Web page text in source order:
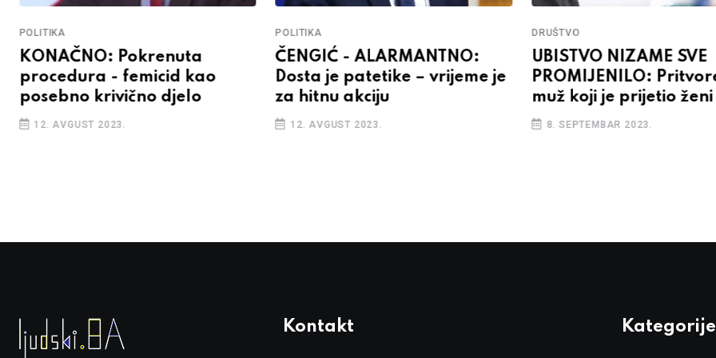
POLITIKA
KONAČNO: Pokrenuta
procedura - femicid kao
posebno krivično djelo
12. AVGUST 2023.
POLITIKA
ČENGIĆ - ALARMANTNO:
Dosta je patetike – vrijeme je
za hitnu akciju
12. AVGUST 2023.
DRUŠTVO
UBISTVO NIZAME SVE
PROMIJENILO:
muž koji je prijetio ženi
8. SEPTEMBAR 2023.
Kontakt Kategorije